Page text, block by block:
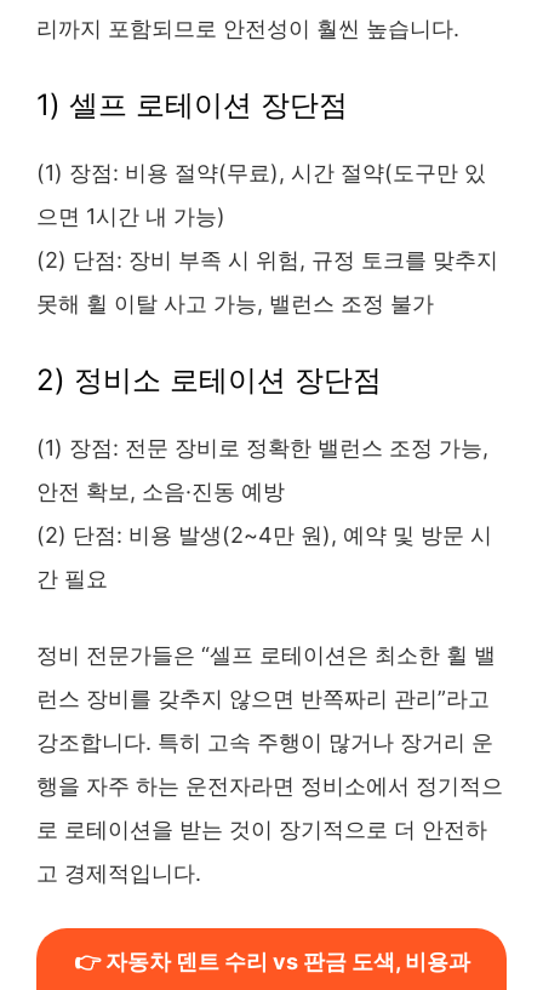
리까지 포함되므로 안전성이 훨씬 높습니다.
1) 셀프 로테이션 장단점
(1) 장점: 비용 절약(무료), 시간 절약(도구만 있
으면 1시간 내 가능)
(2) 단점: 장비 부족 시 위험, 규정 토크를 맞추지
못해 휠 이탈 사고 가능, 밸런스 조정 불가
2) 정비소 로테이션 장단점
(1) 장점: 전문 장비로 정확한 밸런스 조정 가능,
안전 확보, 소음·진동 예방
(2) 단점: 비용 발생(2~4만 원), 예약 및 방문 시
간 필요
정비 전문가들은 “셀프 로테이션은 최소한 휠 밸
런스 장비를 갖추지 않으면 반쪽짜리 관리”라고
강조합니다. 특히 고속 주행이 많거나 장거리 운
행을 자주 하는 운전자라면 정비소에서 정기적으
로 로테이션을 받는 것이 장기적으로 더 안전하
고 경제적입니다.
👉 자동차 덴트 수리 vs 판금 도색, 비용과